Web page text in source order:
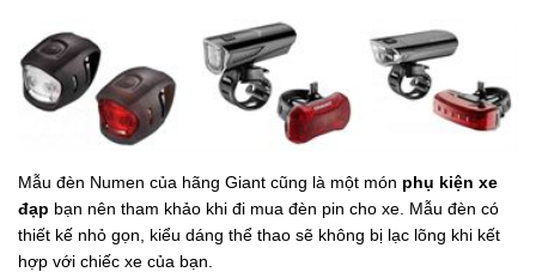
Mẫu đèn Numen của hãng Giant cũng là một món phụ kiện xe
đạp bạn nên tham khảo khi đi mua đèn pin cho xe. Mẫu đèn có
thiết kế nhỏ gọn, kiểu dáng thể thao sẽ không bị lạc lõng khi kết
hợp với chiếc xe của bạn.